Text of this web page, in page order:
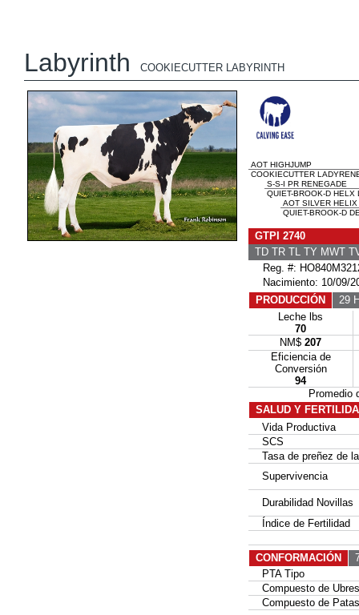
Labyrinth COOKIECUTTER LABYRINTH
AOT HIGHJUMP
COOKIECUTTER
S-S-I PR RENEGADE
QUIET-BROOK-D HELX
AOT SILVER HELIX
QUIET-BROOK-D
GTPI 2740
TD TR TL TY MWT
Reg. #:
Nacimiento: 10/09/
PRODUCCIÓN
29
Leche lbs
70
NM$ 207
Eficiencia de
Conversión
94
SALUD Y
Vida Productiva
SCS
Tasa de preñez de
Supervivencia
Durabilidad Novillas
Índice de Fertilidad
CONFORMACIÓN
PTA Tipo
Compuesto de Ubres
Compuesto de